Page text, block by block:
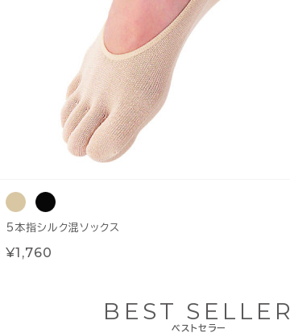
5本指シルク混ソックス
¥1,760
ベストセラー
BEST SELLER